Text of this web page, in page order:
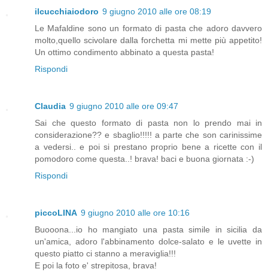
ilcucchiaiodoro 9 giugno 2010 alle ore 08:19
Le Mafaldine sono un formato di pasta che adoro davvero
molto,quello scivolare dalla forchetta mi mette più appetito!
Un ottimo condimento abbinato a questa pasta!
Rispondi
Claudia 9 giugno 2010 alle ore 09:47
Sai che questo formato di pasta non lo prendo mai in
considerazione?? e sbaglio!!!!! a parte che son carinissime
a vedersi.. e poi si prestano proprio bene a ricette con il
pomodoro come questa..! brava! baci e buona giornata :-)
Rispondi
piccoLINA 9 giugno 2010 alle ore 10:16
Buooona...io ho mangiato una pasta simile in sicilia da
un'amica, adoro l'abbinamento dolce-salato e le uvette in
questo piatto ci stanno a meraviglia!!!
E poi la foto e' strepitosa, brava!